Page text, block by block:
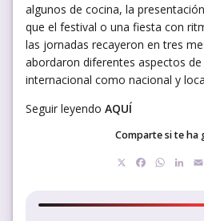
algunos de cocina, la
que el festival o una fiesta con
las jornadas recayeron en tres
abordaron diferentes aspectos
internacional como nacional y
Seguir leyendo AQUÍ
Comparte si te ha
Facebook